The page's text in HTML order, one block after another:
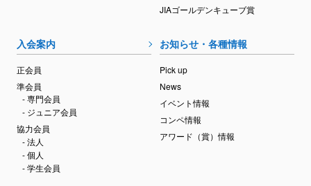
JIAゴールデンキューブ賞
入会案内
正会員
準会員
- 専門会員
- ジュニア会員
協力会員
- 法人
- 個人
- 学生会員
お知らせ・各種情報
Pick up
News
イベント情報
コンペ情報
アワード（賞）情報